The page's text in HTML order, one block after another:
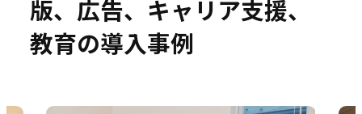
お役立ち情報
版、広告、キャリア支援、
教育の導入事例